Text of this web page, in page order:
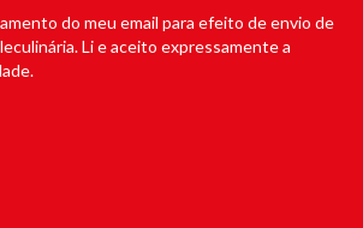
do meu email para efeito de envio de
Li e aceito expressamente a